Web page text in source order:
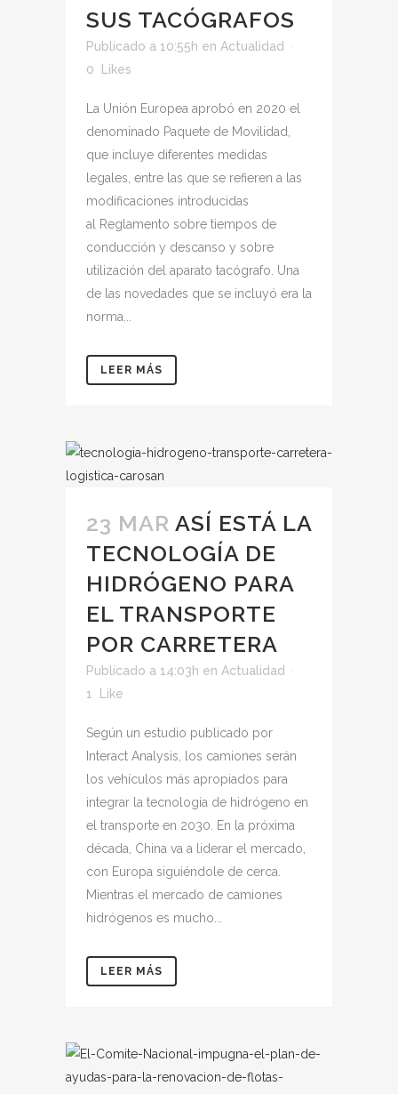
SUS TACÓGRAFOS
Publicado a 10:55h en Actualidad
0
Likes
La Unión Europea aprobó en 2020 el
denominado Paquete de Movilidad,
que incluye diferentes medidas
legales, entre las que se refieren a las
modificaciones introducidas
al Reglamento sobre tiempos de
conducción y descanso y sobre
utilización del aparato tacógrafo. Una
de las novedades que se incluyó era la
norma...
LEER MÁS
23 MAR ASÍ ESTÁ LA
TECNOLOGÍA DE
HIDRÓGENO PARA
EL TRANSPORTE
POR CARRETERA
Publicado a 14:03h en Actualidad
1
Like
Según un estudio publicado por
Interact Analysis, los camiones serán
los vehículos más apropiados para
integrar la tecnología de hidrógeno en
el transporte en 2030. En la próxima
década, China va a liderar el mercado,
con Europa siguiéndole de cerca.
Mientras el mercado de camiones
hidrógenos es mucho...
LEER MÁS